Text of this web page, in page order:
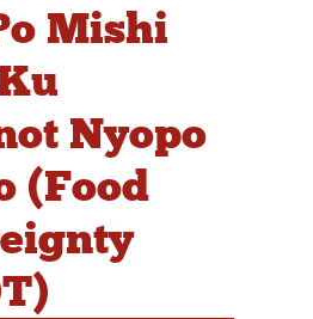
Mishi
Nyopo
(Food